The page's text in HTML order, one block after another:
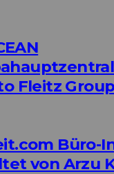
Fleitz
Büro-
von Arzu